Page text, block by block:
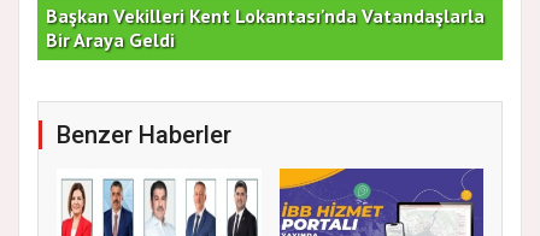
Başkan Vekilleri Kent Lokantası'nda Vatandaşlarla
Bir Araya Geldi
Benzer Haberler